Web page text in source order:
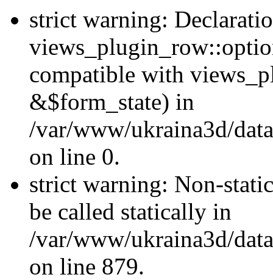
strict warning:
compatible with
&$form_state) in
/var/www/ukraina3d/
on line 0.
strict warning: Non-
be called statically in
/var/www/ukraina3d/
on line 879.